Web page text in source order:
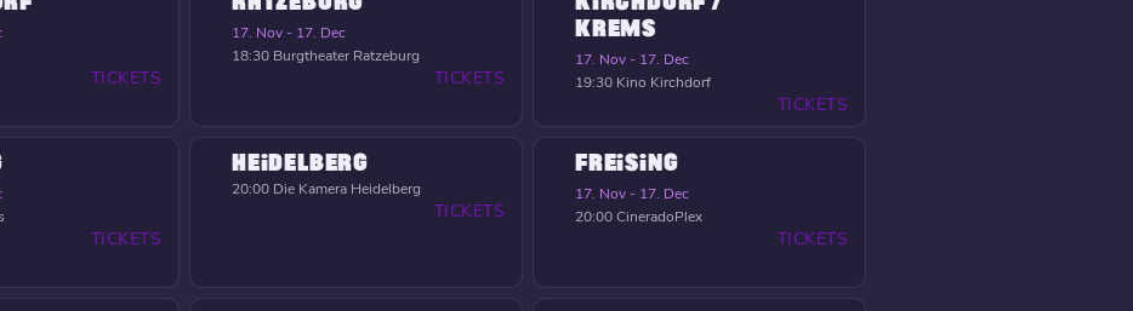
TICKETS
17. Nov - 17. Dec
18:30 Burgtheater Ratzeburg
TICKETS
KREMS
17. Nov - 17. Dec
19:30 Kino Kirchdorf
TICKETS
TICKETS
HEIDELBERG
20:00 Die Kamera Heidelberg
TICKETS
FREISING
17. Nov - 17. Dec
20:00CineradoPlex
TICKETS